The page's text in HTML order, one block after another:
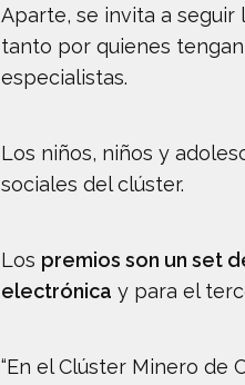
Aparte, se invita a seguir
tanto por quienes
especialistas.
Los niños, niños y
sociales del clúster.
Los premios son un set
electrónica y para el
“En el Clúster Minero de